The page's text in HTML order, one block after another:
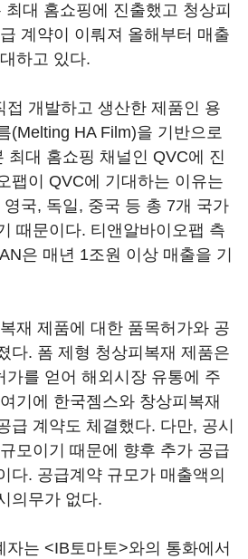
대 홈쇼핑에 진출했고 청상피
계약이 이뤄져 올해부터 매출
하고 있다.
접 개발하고 생산한 제품인 용
(Melting HA Film)을 기반으로
최대 홈쇼핑 채널인 QVC에 진
팹이 QVC에 기대하는 이유는
국, 독일, 중국 등 총 7개 국가
때문이다. 티앤알바이오팹 측
은 매년 1조원 이상 매출을 기
재 제품에 대한 품목허가와 공
다. 폼 제형 청상피복재 제품은
가를 얻어 해외시장 유통에 주
기에 한국젬스와 창상피복재
급 계약도 체결했다. 다만, 공시
모이기 때문에 향후 추가 공급
다. 공급계약 규모가 매출액의
의무가 없다.
자는 <IB토마토>와의 통화에서